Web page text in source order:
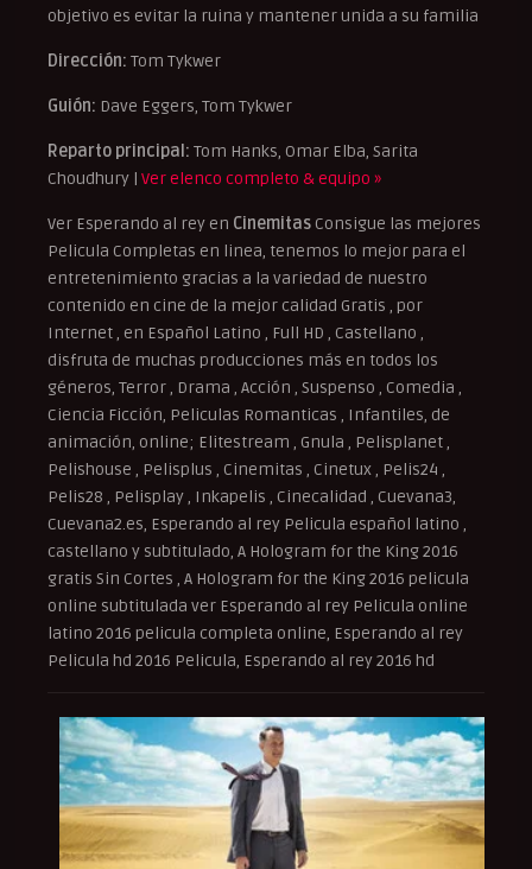
objetivo es evitar la ruina y mantener unida a su familia
Dirección: Tom Tykwer
Guión: Dave Eggers, Tom Tykwer
Reparto principal: Tom Hanks, Omar Elba, Sarita
Choudhury | Ver elenco completo & equipo »
Ver Esperando al rey en Cinemitas Consigue las mejores
Pelicula Completas en linea, tenemos lo mejor para el
entretenimiento gracias a la variedad de nuestro
contenido en cine de la mejor calidad Gratis , por
Internet , en Español Latino , Full HD , Castellano ,
disfruta de muchas producciones más en todos los
géneros, Terror , Drama , Acción , Suspenso , Comedia ,
Ciencia Ficción, Peliculas Romanticas , Infantiles, de
animación, online; Elitestream , Gnula , Pelisplanet ,
Pelishouse , Pelisplus , Cinemitas , Cinetux , Pelis24 ,
Pelis28 , Pelisplay , Inkapelis , Cinecalidad , Cuevana3,
Cuevana2.es, Esperando al rey Pelicula español latino ,
castellano y subtitulado, A Hologram for the King 2016
gratis Sin Cortes , A Hologram for the King 2016 pelicula
online subtitulada ver Esperando al rey Pelicula online
latino 2016 pelicula completa online, Esperando al rey
Pelicula hd 2016 Pelicula, Esperando al rey 2016 hd